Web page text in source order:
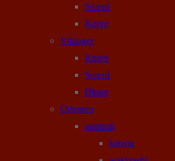
Sværd
Knive
Vikinger
Knive
Sværd
Økser
Orienten
samurai
katana